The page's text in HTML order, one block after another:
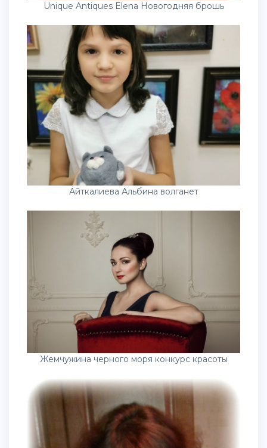
Unique Antiques Elena Новогодняя брошь
Айткалиева Альбина волганет
Жемчужина черного моря конкурс красоты